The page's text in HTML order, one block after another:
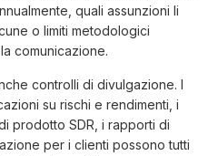
quali assunzioni li
o limiti metodologici
comunicazione.
controlli di divulgazione. I
su rischi e rendimenti, i
prodotto SDR, i rapporti di
per i clienti possono tutti